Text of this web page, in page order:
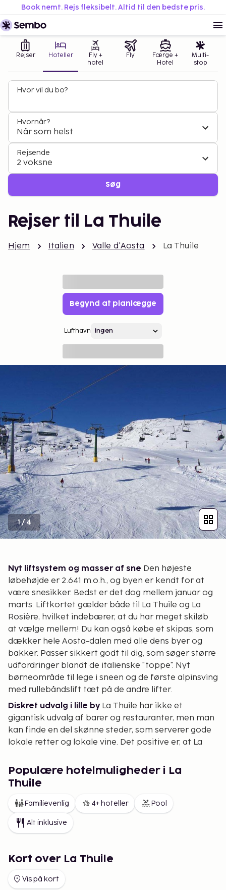
Book nemt. Rejs fleksibelt. Altid til den bedste pris.
Rejser Hoteller
Fly +
hotel
Fly
Færge +
Hotel
Multi-
stop
Hvor vil du bo?
Hvornår?
Når som helst
Rejsende
2 voksne
Søg
Rejser til La Thuile
Hjem Italien Valle d'Aosta La Thuile
Begynd at planlægge
Lufthavn
1/4
Nyt liftsystem og masser af sne Den højeste
løbehøjde er 2.641 m.o.h., og byen er kendt for at
være snesikker. Bedst er det dog mellem januar og
marts. Liftkortet gælder både til La Thuile og La
Rosière, hvilket indebærer, at du har meget skiløb
at vælge mellem! Du kan også købe et skipas, som
dækker hele Aosta-dalen med alle dens byer og
bakker. Passer sikkert godt til dig, som søger større
udfordringer blandt de italienske "toppe". Nyt
børneområde til lege i sneen og de første alpinsving
med rullebåndslift tæt på de andre lifter.
Diskret udvalg i lille byLa Thuile har ikke et
gigantisk udvalg af barer og restauranter, men man
kan finde en del skønne steder, som serverer gode
lokale retter og lokale vine. Det positive er, at La
Courmayeur.
Populære hotelmuligheder i La
Thuile
Familievenlig 4+ hoteller Pool
Alt inklusive
Kort over La Thuile
Vis på kort